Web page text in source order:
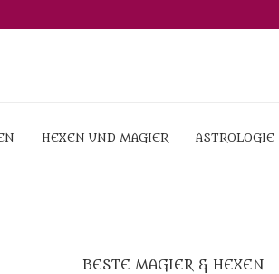
HEXEN UND MAGIER ASTROLOGIE
BESTE MAGIER & HEXEN